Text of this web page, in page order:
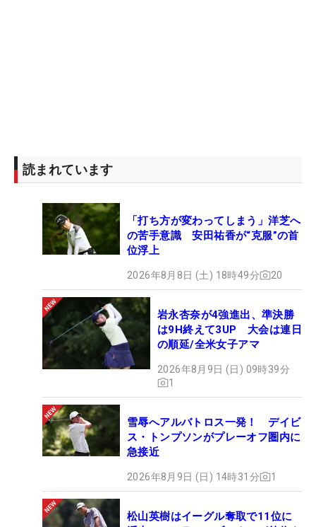
選手権」が最終戦になる。この間、4大メジャー大
会に加え、旗艦大会の「ザ・プレーヤーズ選手
権」、さらに出場資格が絞られる“格上げ大会”のシ
グネチャー大会が8試合が行われる。そしてその後
23年同様にフォールシリーズへ―というのが大きな
本来であれば今年1月9日から、タイガー・ウッズ
（米国）と、ローリー・マキロイ（北アイルラン
ド）による新リーグ『TGL』がスタートする予定だ
ったが、昨年11月にはそれの1年延期が決まった。
再び今年のカレンダーが進んでいくにつれ、これに
関する話題も出てきそう。
なにはともあれ、まず年始は海外で奮闘する日本勢
に楽しませてもらおう！
読まれています
「打ち方が変わってしまう」洋芝へ
の苦手意識 安田祐香が“克服”の首
位浮上
2026年8月8日 (土) 18時49分 20
岩永杏奈が4強進出、準決勝
は9H終えて3UP 大会は連日
の順延/全米女子アマ
2026年8月9日 (日) 09時39分
1
雪辱へアルバトロス一発！ デイビ
ス・トンプソンがプレーオフ圏内に
急接近
2026年8月9日 (日) 14時31分 1
松山英樹はイーグル奪取で11位に